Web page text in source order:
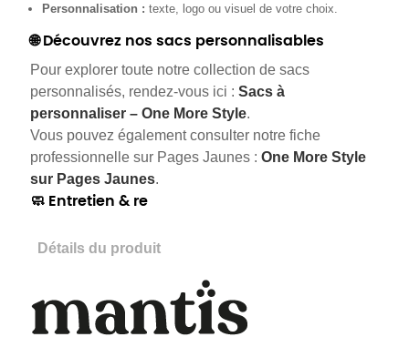
Personnalisation : texte, logo ou visuel de votre choix.
🌐 Découvrez nos sacs personnalisables
Pour explorer toute notre collection de sacs
personnalisés, rendez-vous ici :Sacs à
personnaliser – One More Style.
Vous pouvez également consulter notre fiche
professionnelle sur Pages Jaunes :One More Style
sur Pages Jaunes.
🧼 Entretien & re
Détails du produit